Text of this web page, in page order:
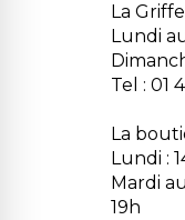
La
Lundi
Tel : 01
La
Lundi :
Mardi
19h